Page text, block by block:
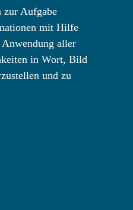
zur Aufgabe
mit Hilfe
aller
in Wort, Bild
und zu